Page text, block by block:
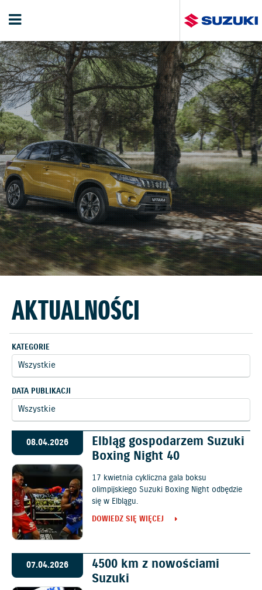
AKTUALNOŚCI
KATEGORIE
DATA PUBLIKACJI
08.04.2026
Elbląg gospodarzem Suzuki
Boxing Night 40
17 kwietnia cykliczna gala boksu
olimpijskiego Suzuki Boxing Night odbędzie
się w Elblągu.
DOWIEDZ SIĘ WIĘCEJ
07.04.2026
4500 km z nowościami
Suzuki